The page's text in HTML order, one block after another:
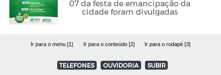
07 da festa de emancipação da
cidade foram divulgadas
Ir para o menu [1] Ir para o conteúdo [2] Ir para o rodapé [3]
TELEFONES OUVIDORIA SUBIR